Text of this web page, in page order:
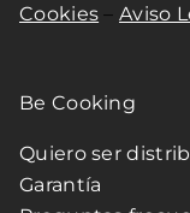
Cookies –Aviso
Be Cooking
Quiero ser
Garantía